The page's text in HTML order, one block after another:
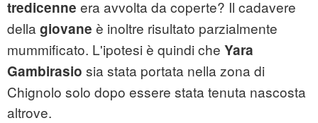
tredicenne era avvolta da coperte? Il cadavere
della giovane è inoltre risultato parzialmente
mummificato. L'ipotesi è quindi che Yara
Gambirasio sia stata portata nella zona di
Chignolo solo dopo essere stata tenuta nascosta
altrove.